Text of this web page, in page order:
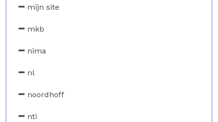
mijn site
mkb
nima
nl
noordhoff
nti